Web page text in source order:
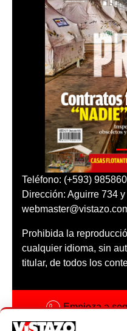
Teléfono: (+593)
Dirección: Aguirre 734
Prohibida la
cualquier idioma, sin
titular, de todos los
Empieza a